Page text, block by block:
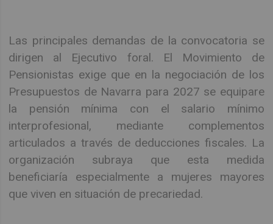
Las principales demandas de la convocatoria se
dirigen al Ejecutivo foral. El Movimiento de
Pensionistas exige que en la negociación de los
Presupuestos de Navarra para 2027 se equipare
la pensión mínima con el salario mínimo
interprofesional, mediante complementos
articulados a través de deducciones fiscales. La
organización subraya que esta medida
beneficiaría especialmente a mujeres mayores
que viven en situación de precariedad.